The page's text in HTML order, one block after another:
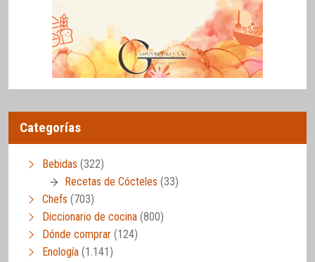
Categorías
Bebidas (322)
Recetas de Cócteles (33)
Chefs (703)
Diccionario de cocina (800)
Dónde comprar (124)
Enología (1.141)